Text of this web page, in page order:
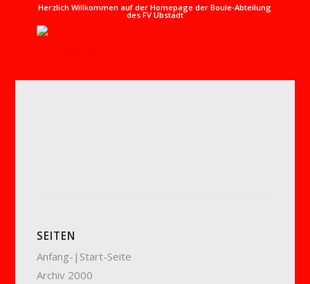
Herzlich Willkommen auf der Homepage der Boule-Abteilung
des FV Ubstadt
SEITEN
Anfang-|Start-Seite
Archiv 2000